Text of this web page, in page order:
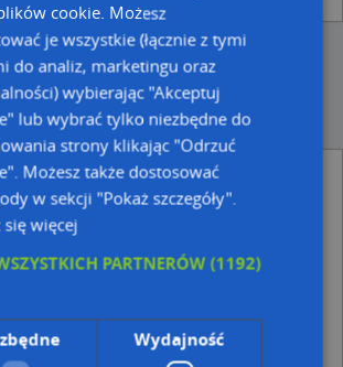
- inne Przemysł, Firmy w
Kolejowa 6, 19-400 Olecko
Justyna Jurewicz, ul. Kasprowicza 22,
cookie. Możesz
je wszystkie (łącznie z tymi
do analiz, marketingu oraz
wybierając "Akceptuj
lub wybrać tylko niezbędne do
strony klikając "Odrzuć
Możesz także dostosować
w sekcji "Pokaż szczegóły".
więcej
PARTNERÓW(1192)
Wydajność